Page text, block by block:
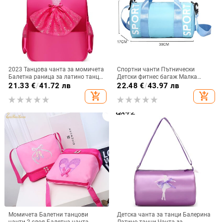
2023 Танцова чанта за момичета
Балетна раница за латино танци
Гимнастика за малко дете Йога
съхранение Детска ученическа
21.33 €/41.72 лв
add_shopping_cart
Спортни чанти Пътнически
Детски фитнес багаж Малка
найлонова опаковка за
тренировка Уикенд Болса през
рамо за деца Дамска чанта за
22.48 €/43.97 лв
add_shopping_cart
Момичета Балетни танцови
Детска чанта за танци Балерина